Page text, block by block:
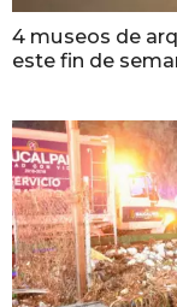
4 museos de
este fin de